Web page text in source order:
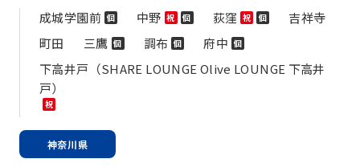
成城学園前 個 中野 祝 個 荻窪 祝 個
吉祥寺
町田
三鷹 個 調布 個 府中 個
下高井戸（SHARE LOUNGE Olive LOUNGE 下高井
戸）
祝
神奈川県